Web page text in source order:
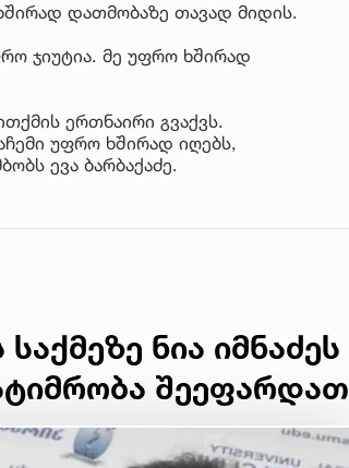
დათმობაზე თავად მიდის.
ჯიუტია. მე უფრო ხშირად
ერთნაირი გვაქვს.
უფრო ხშირად იღებს,
ევა ბარბაქაძე.
ნია იმნაძეს
შეეფარდათ